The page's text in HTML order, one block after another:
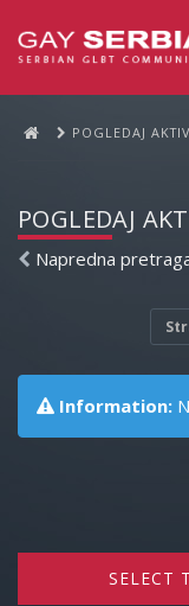
POGLEDAJ
POGLEDAJ
Napredna
Information:
SELECT